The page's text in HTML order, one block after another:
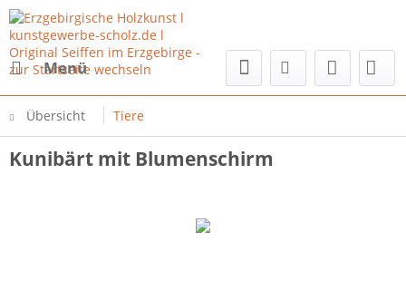
Menü
Übersicht Tiere
Kunibärt mit Blumenschirm